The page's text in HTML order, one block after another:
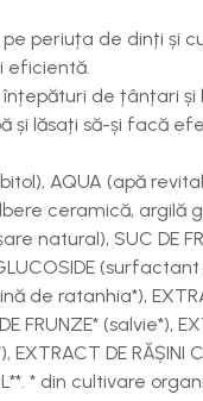
periuța de dinți și
eficientă.
de țânțari
și lăsați să-și facă
AQUA (apă
ceramică, argilă
natural), SUC DE
de ratanhia*),
FRUNZE* (salvie*),
EXTRACT DE
* din cultivare